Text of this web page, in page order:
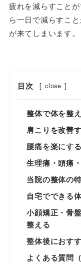
疲れを減らすこと
ら一日で減らすこ
が来てしまいます。
目次 [ close ]
整体で体を整
肩こりを改善
腰痛を楽にす
生理痛・頭痛
当院の整体の
自宅でできる
小顔矯正・骨
整える
整体後におす
よくある質問